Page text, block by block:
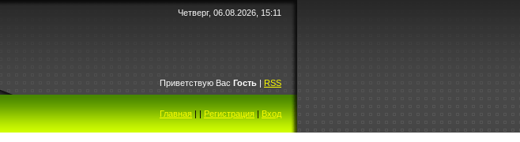
Четверг, 06.08.2026, 15:11
Приветствую Вас Гость | RSS
Главная||Регистрация|Вход